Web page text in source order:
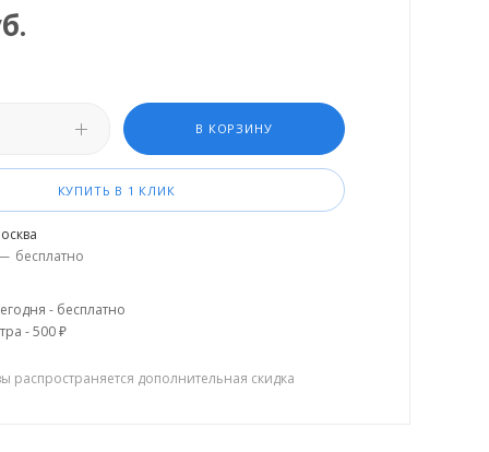
В КОРЗИНУ
КУПИТЬ В 1 КЛИК
бесплатно
- бесплатно
- 500 ₽
распространяется дополнительная скидка